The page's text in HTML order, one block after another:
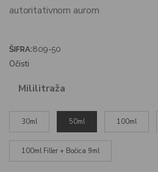
autoritativnom aurom
ŠIFRA:809-50
Mililitraža
30ml 50ml 100ml
100ml Filler + Bočica 9ml
Očisti